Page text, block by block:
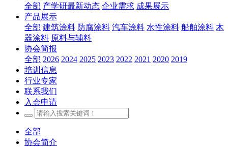
全部 产学研最新动态 企业需求 成果展示
产品展示
全部 建筑涂料 防腐涂料 汽车涂料 水性涂料 船舶涂料 木
器涂料 原料与辅料
协会简报
全部 2026 2024 2025 2023 2022 2021 2020 2019
培训信息
行业专家
联系我们
入会申请
全部
协会简介